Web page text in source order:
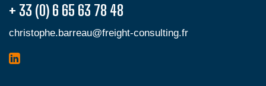
+ 33 (0) 6 65 63 78 48
christophe.barreau@freight-consulting.fr